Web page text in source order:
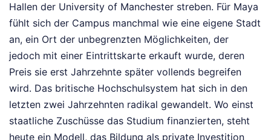
Hallen der University of Manchester streben. Für Maya
fühlt sich der Campus manchmal wie eine eigene Stadt
an, ein Ort der unbegrenzten Möglichkeiten, der
jedoch mit einer Eintrittskarte erkauft wurde, deren
Preis sie erst Jahrzehnte später vollends begreifen
wird. Das britische Hochschulsystem hat sich in den
letzten zwei Jahrzehnten radikal gewandelt. Wo einst
staatliche Zuschüsse das Studium finanzierten, steht
heute ein Modell, das Bildung als private Investition